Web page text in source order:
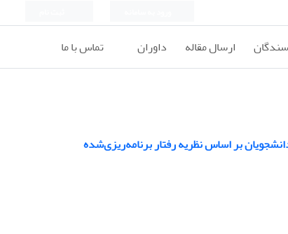
ارسال مقاله داوران تماس با ما
بر اساس نظریه رفتار برنامه‌ریزی‌شده